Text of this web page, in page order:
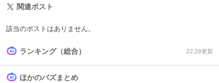
関連ポスト
該当のポストはありません。
ランキング（総合） 22:28更新
ほかのバズまとめ